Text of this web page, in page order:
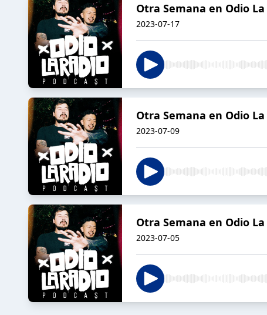
Otra Semana en Odio
2023-07-17
Otra Semana en Odio
2023-07-09
Otra Semana en Odio
2023-07-05